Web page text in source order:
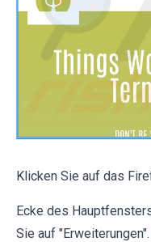
Klicken Sie auf das
Ecke des
Sie auf